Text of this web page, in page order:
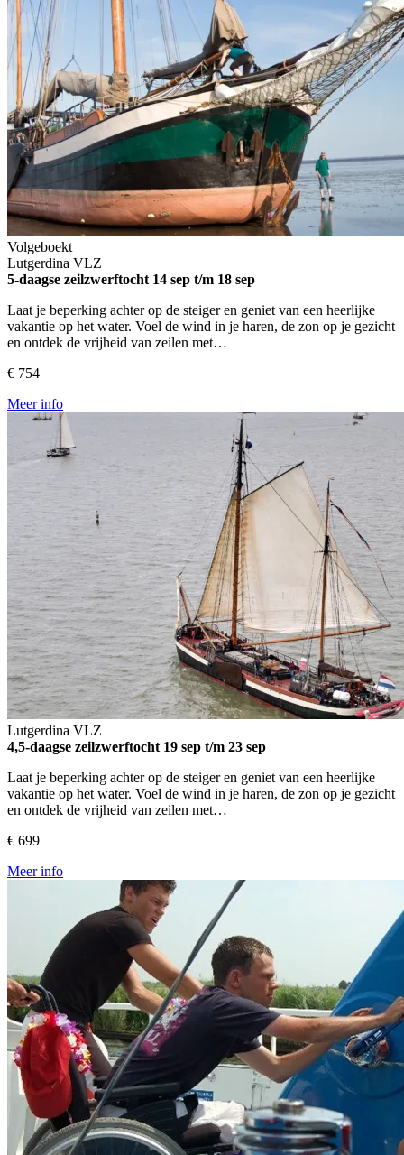
Volgeboekt
Lutgerdina VLZ
5-daagse zeilzwerftocht 14 sep t/m 18 sep
Laat je beperking achter op de steiger en geniet van een heerlijke
vakantie op het water. Voel de wind in je haren, de zon op je gezicht
en ontdek de vrijheid van zeilen met…
€ 754
Meer info
Lutgerdina VLZ
4,5-daagse zeilzwerftocht 19 sep t/m 23 sep
Laat je beperking achter op de steiger en geniet van een heerlijke
vakantie op het water. Voel de wind in je haren, de zon op je gezicht
en ontdek de vrijheid van zeilen met…
€ 699
Meer info